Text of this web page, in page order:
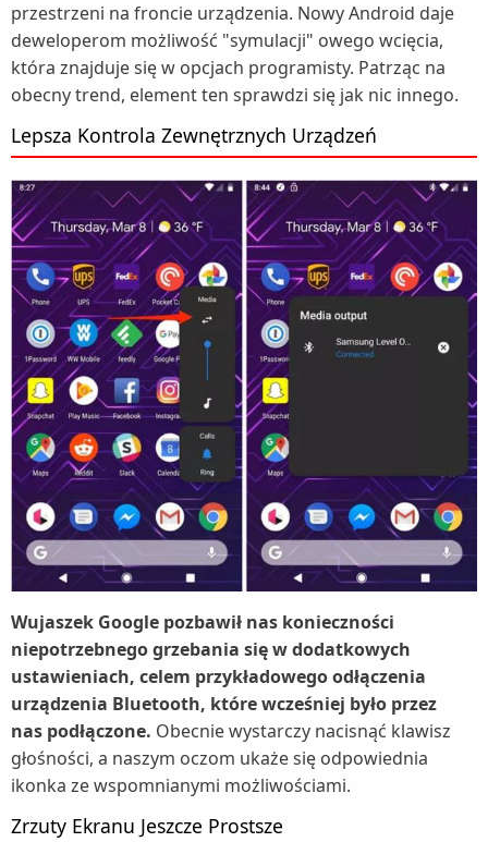
przestrzeni na froncie urządzenia. Nowy Android daje
deweloperom możliwość "symulacji" owego wcięcia,
która znajduje się w opcjach programisty. Patrząc na
obecny trend, element ten sprawdzi się jak nic innego.
Lepsza Kontrola Zewnętrznych Urządzeń
Wujaszek Google pozbawił nas konieczności
niepotrzebnego grzebania się w dodatkowych
ustawieniach, celem przykładowego odłączenia
urządzenia Bluetooth, które wcześniej było przez
nas podłączone. Obecnie wystarczy nacisnąć klawisz
głośności, a naszym oczom ukaże się odpowiednia
ikonka ze wspomnianymi możliwościami.
Zrzuty Ekranu Jeszcze Prostsze